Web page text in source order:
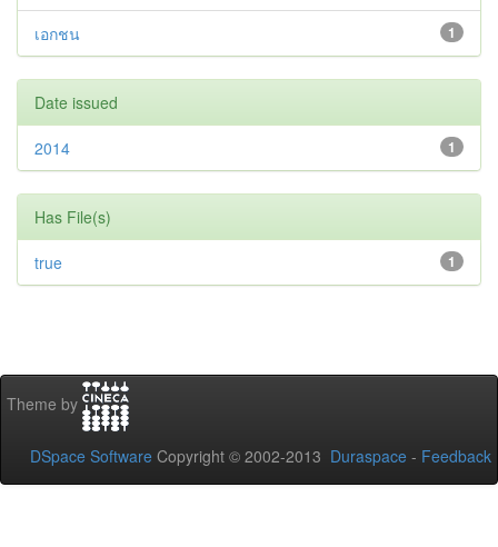
1
เอกชน
Date issued
1
2014
Has File(s)
1
true
Theme by
DSpace Software Copyright © 2002-2013 Duraspace - Feedback